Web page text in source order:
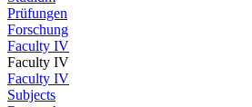
Prüfungen
Forschung
Faculty IV
Faculty IV
Faculty IV
Subjects